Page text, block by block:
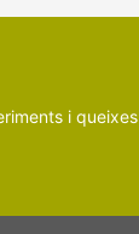
i queixes